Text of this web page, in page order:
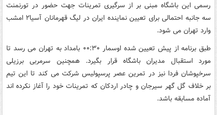
رسمی این باشگاه مبنی بر از سرگیری تمرینات جهت حضور در تورنمنت
سه جانبه احتمالی برای تعیین نماینده ایران در لیگ قهرمانان آسیا۲ امشب
وارد تهران می شود.
طبق برنامه از پیش تعیین شده اوسمار ۰۰:۳۰ بامداد به تهران می رسد تا
مورد استقبال مدیران باشگاه قرار بگیرد. همچنین سرمربی برزیلی
سرخپوشان فردا نیز در تمرین عصر پرسپولیس شرکت می کند تا این تیم
بر خلاف گل گهر سیرجان و چادر اردکان که تمرینات خود را آغاز نکرده اند
آماده مسابقه باشد.